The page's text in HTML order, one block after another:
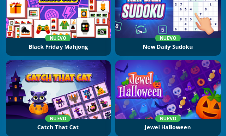
NUEVO
Black Friday Mahjong
NUEVO
New Daily Sudoku
NUEVO
Catch That Cat
NUEVO
Jewel Halloween